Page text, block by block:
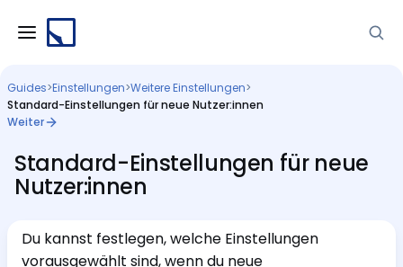
Guides>Einstellungen>Weitere Einstellungen>
Standard-Einstellungen für neue Nutzer:innen
Weiter
Standard-Einstellungen für neue
Nutzer:innen
Du kannst festlegen, welche Einstellungen
vorausgewählt sind, wenn du neue